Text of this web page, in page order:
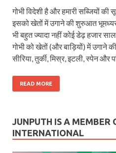
गोभी विदेशी है और हमारी सब्जियों
इसको खेतों में उगाने की शुरुआत
भी बहुत ज्यादा नहीं कोई डेढ़ हजार
गोभी को खेतों (और बाड़ियों) में
सीरिया, तुर्की, मिस्र, इटली, स्पेन और
READ MORE
JUNPUTH IS A MEMBER
INTERNATIONAL